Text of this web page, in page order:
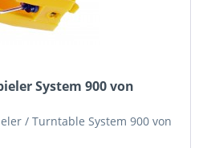
System 900 von
/ Turntable System 900 von